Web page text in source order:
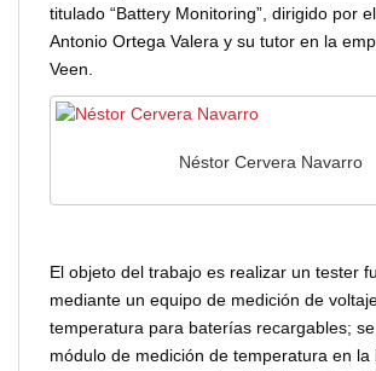
titulado “Battery Monitoring”, dirigido por
Antonio Ortega Valera y su tutor en la
Veen.
Néstor Cervera Navarro
El objeto del trabajo es realizar un tester
mediante un equipo de medición de
temperatura para baterías recargables;
módulo de medición de temperatura en